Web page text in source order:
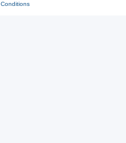
Conditions